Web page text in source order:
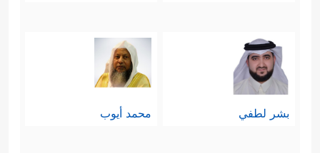
بشر لطفي محمد أيوب